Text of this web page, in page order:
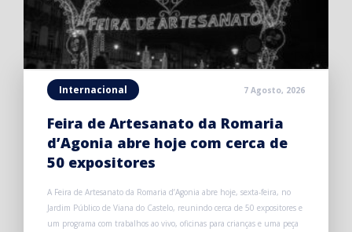
Internacional 7 Agosto, 2026
Feira de Artesanato da Romaria
d’Agonia abre hoje com cerca de
50 expositores
A Feira de Artesanato da Romaria d’Agonia abre hoje, sexta-feira, no
Jardim Público de Viana do Castelo, reunindo cerca de 50 expositores e
um programa com trabalhos ao vivo, oficinas para crianças e uma peça